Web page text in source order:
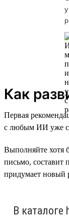
Как
Первая
с любым ИИ уже
Выполняйте хотя
письмо, составит
придумает новый
В